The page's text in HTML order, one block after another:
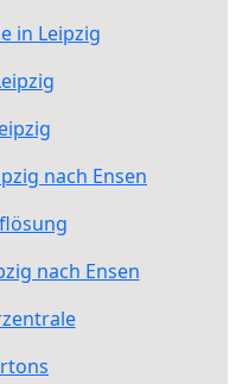
in Leipzig
nach Ensen
nach Ensen